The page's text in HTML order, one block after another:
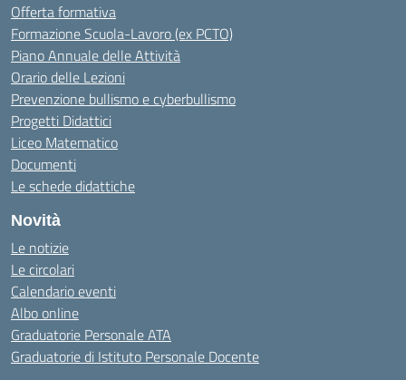
Offerta formativa
Formazione Scuola-Lavoro (ex PCTO)
Piano Annuale delle Attività
Orario delle Lezioni
Prevenzione bullismo e cyberbullismo
Progetti Didattici
Liceo Matematico
Documenti
Le schede didattiche
Novità
Le notizie
Le circolari
Calendario eventi
Albo online
Graduatorie Personale ATA
Graduatorie di Istituto Personale Docente